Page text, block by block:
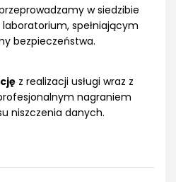
w siedzibie
spełniającym
bezpieczeństwa.
z realizacji usługi wraz z
nagraniem
niszczenia danych.